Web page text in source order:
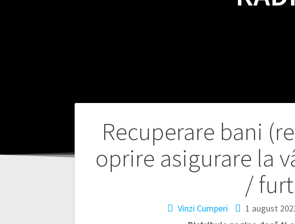
Recuperare bani
oprire asigurare la
/ furt
Vinzi Cumperi 1 august
Navigare
în